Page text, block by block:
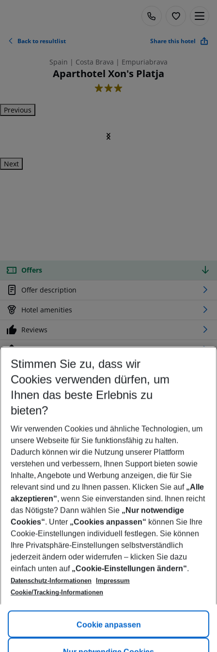
Back to resultlist Share this hotel
Spain | Costa Brava | Empuriabrava
Aparthotel Xon's Platja
3
Previous
Next
Offers
Offer description
Hotel amenities
Reviews
Location
Customize your offer
Find the perfect deal which suits your best
Your departure airport
Any airport
Select your date range
11/08/26–09/08/27 5-8 nights
Who will travel
2 adults No children
Show more filter
Footer
Footer navigation
Title A
Link A
Stimmen Sie zu, dass wir
Cookies verwenden dürfen, um
Ihnen das beste Erlebnis zu
bieten?
Wir verwenden Cookies und ähnliche Technologien, um
unsere Webseite für Sie funktionsfähig zu halten.
Dadurch können wir die Nutzung unserer Plattform
verstehen und verbessern, Ihnen Support bieten sowie
Inhalte, Angebote und Werbung anzeigen, die für Sie
relevant sind und zu Ihnen passen. Klicken Sie auf „Alle
akzeptieren“, wenn Sie einverstanden sind. Ihnen reicht
das Nötigste? Dann wählen Sie „Nur notwendige
Cookies“. Unter „Cookies anpassen“ können Sie Ihre
Cookie-Einstellungen individuell festlegen. Sie können
Ihre Privatsphäre-Einstellungen selbstverständlich
jederzeit ändern oder widerrufen – klicken Sie dazu
einfach unten auf „Cookie-Einstellungen ändern“.
Datenschutz-Informationen
Impressum
Cookie/Tracking-Informationen
Cookie anpassen